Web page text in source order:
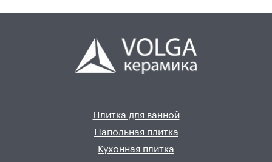
Плитка для ванной
Напольная плитка
Кухонная плитка